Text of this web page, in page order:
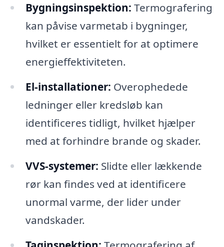
Bygningsinspektion: Termografering
kan påvise varmetab i bygninger,
hvilket er essentielt for at optimere
energieffektiviteten.
El-installationer: Overophedede
ledninger eller kredsløb kan
identificeres tidligt, hvilket hjælper
med at forhindre brande og skader.
VVS-systemer: Slidte eller lækkende
rør kan findes ved at identificere
unormal varme, der lider under
vandskader.